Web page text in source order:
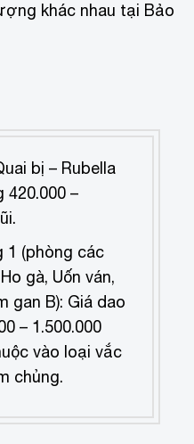
khác nhau tại Bảo
bị – Rubella
420.000 –
1 (phòng các
gà, Uốn ván,
gan B): Giá dao
– 1.500.000
vào loại vắc
chủng.